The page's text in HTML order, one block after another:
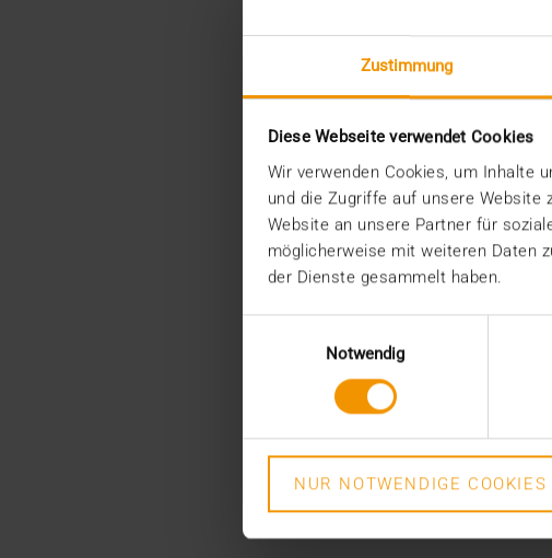
Zustimmung
Diese Webseite verwendet Cookies
Wir verwenden Cookies, um Inhalte
und die Zugriffe auf unsere Website
Website an unsere Partner für
möglicherweise mit weiteren Daten
der Dienste gesammelt haben.
Notwendig
NUR NOTWENDIGE COOKIES